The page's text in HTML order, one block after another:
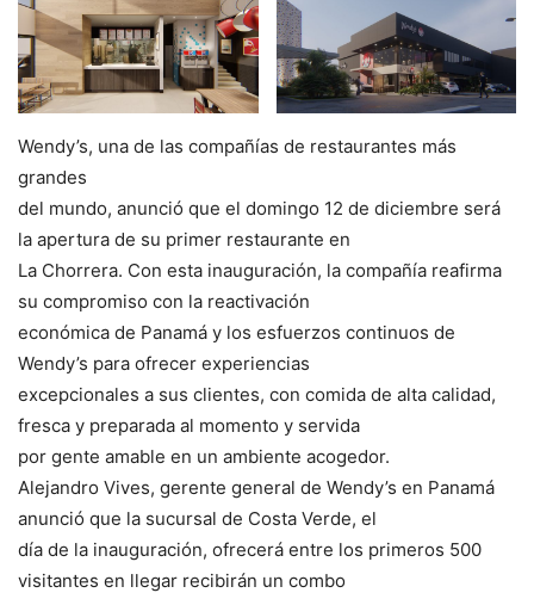
Wendy’s, una de las compañías de restaurantes más
grandes
del mundo, anunció que el domingo 12 de diciembre será
la apertura de su primer restaurante en
La Chorrera. Con esta inauguración, la compañía reafirma
su compromiso con la reactivación
económica de Panamá y los esfuerzos continuos de
Wendy’s para ofrecer experiencias
excepcionales a sus clientes, con comida de alta calidad,
fresca y preparada al momento y servida
por gente amable en un ambiente acogedor.
Alejandro Vives, gerente general de Wendy’s en Panamá
anunció que la sucursal de Costa Verde, el
día de la inauguración, ofrecerá entre los primeros 500
visitantes en llegar recibirán un combo